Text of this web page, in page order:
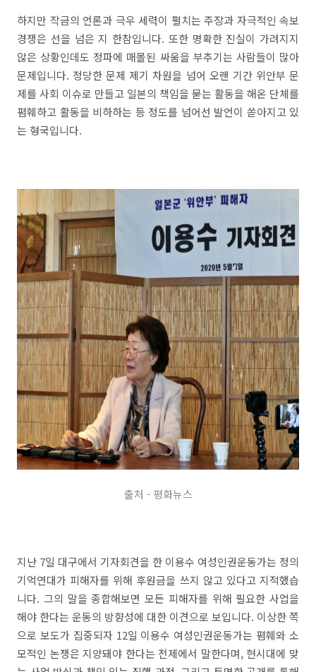
하지만 작금의 언론과 극우 세력이 펼치는 주장과 자극적인 속보
경쟁은 선을 넘은 지 한참입니다. 또한 명확한 진실이 가려지지
않은 상황인데도 정파에 매몰된 싸움을 부추기는 사람들이 많아
문제입니다. 정당한 문제 제기 차원을 넘어 오랜 기간 위안부 문
제를 사회 이슈로 만들고 일본의 책임을 묻는 활동을 해온 단체를
폄훼하고 활동을 비하하는 등 정도를 넘어선 발언이 쏟아지고 있
는 형국입니다.
출처 - 평화뉴스
지난 7일 대구에서 기자회견을 한 이용수 여성인권운동가는 정의
기억연대가 피해자를 위해 후원금을 쓰지 않고 있다고 지적했습
니다. 그의 말을 종합해보면 모든 피해자를 위해 필요한 사업을
해야 한다는 운동의 방향성에 대한 이견으로 보입니다. 이상한 쪽
으로 보도가 집중되자 12일 이용수 여성인권운동가는 폄훼와 소
모적인 논쟁은 지양돼야 한다는 전제에서 말한다며, 현시대에 맞